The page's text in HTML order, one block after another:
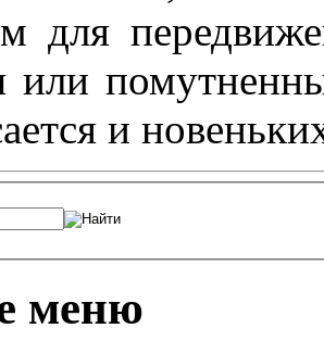
для
или
и
меню